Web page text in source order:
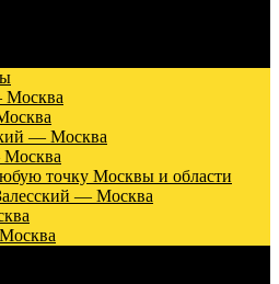
Москва
— Москва
точку Москвы и области
— Москва